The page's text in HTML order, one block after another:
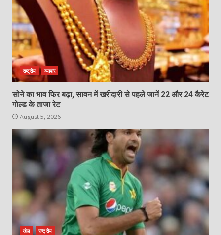
राष्ट्रीय व्यापार
सोने का भाव फिर बढ़ा, सावन में खरीदारी से पहले जानें 22 और 24 कैरेट
गोल्ड के ताजा रेट
August 5, 2026
खेल राष्ट्रीय